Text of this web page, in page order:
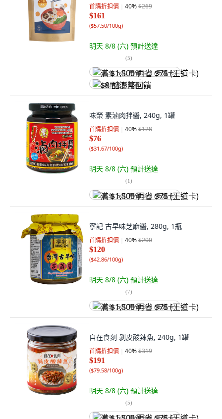
首購折扣價 40%$269
$161
($57.50/100g)
明天 8/8 (六) 預計送達
(5)
满 $1,500 再省 $75 (王道卡)
$8 酷澎幣回饋
味榮 素滷肉拌醬, 240g, 1罐
首購折扣價 40%$128
$76
($31.67/100g)
明天 8/8 (六) 預計送達
(1)
满 $1,500 再省 $75 (王道卡)
寧記 古早味芝麻醬, 280g, 1瓶
首購折扣價 40%$200
$120
($42.86/100g)
明天 8/8 (六) 預計送達
(7)
满 $1,500 再省 $75 (王道卡)
自在食刻 剝皮酸辣魚, 240g, 1罐
首購折扣價 40%$319
$191
($79.58/100g)
明天 8/8 (六) 預計送達
(5)